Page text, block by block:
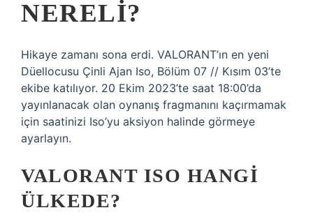
NERELI?
Hikaye zamanı sona erdi. VALORANT’ın en yeni
Düellocusu Çinli Ajan Iso, Bölüm 07 // Kısım 03’te
ekibe katılıyor. 20 Ekim 2023’te saat 18:00’da
yayınlanacak olan oynanış fragmanını kaçırmamak
için saatinizi Iso’yu aksiyon halinde görmeye
ayarlayın.
VALORANT ISO HANGI
ÜLKEDE?